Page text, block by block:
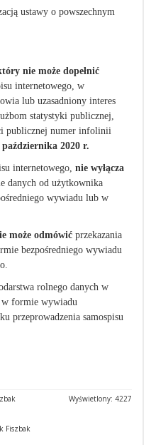
ustawy o powszechnym
nie może dopełnić
internetowego, w
lub uzasadniony interes
statystyki publicznej,
publicznej numer infolinii
2020 r.
internetowego, nie wyłącza
danych od użytkownika
wywiadu lub w
może odmówić przekazania
bezpośredniego wywiadu
rolnego danych w
w formie wywiadu
przeprowadzenia samospisu
Wyświetlony: 4227
Fiszbak